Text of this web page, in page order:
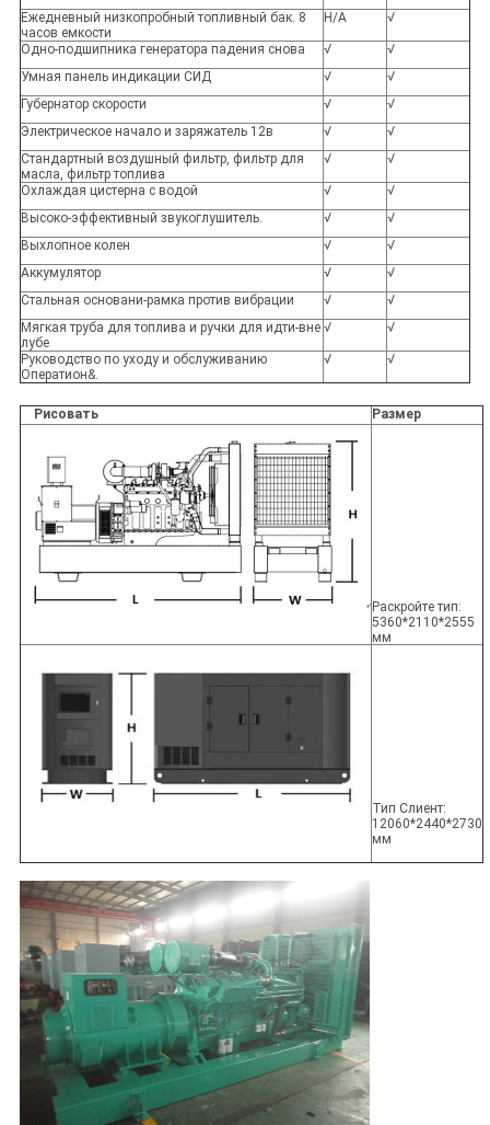
Ежедневный низкопробный топливный бак. 8
часов емкости
Н/А √
Одно-подшипника генератора падения снова √
√
Умная панель индикации СИД
√
√
Губернатор скорости
√
√
Электрическое начало и заряжатель 12в
√
√
Стандартный воздушный фильтр, фильтр для
масла, фильтр топлива
√ √
Охлаждая цистерна с водой √
√
Высоко-эффективный звукоглушитель.
√
√
Выхлопное колен
√
√
Аккумулятор
√
√
Стальная основани-рамка против вибрации
√
√
Мягкая труба для топлива и ручки для идти-вне
лубе
√ √
Руководство по уходу и обслуживанию
Оператион&.
√ √
Рисовать Размер
Раскройте тип:
5360*2110*2555
мм
Тип Слиент:
12060*2440*2730
мм